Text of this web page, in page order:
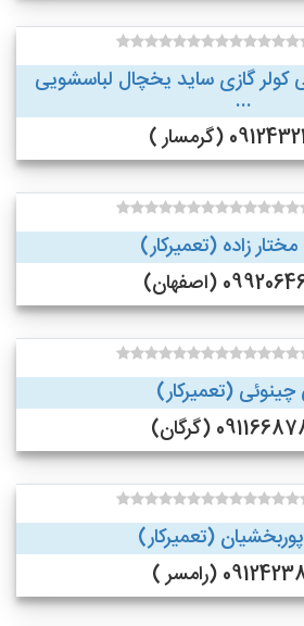
کولر گازی ساید یخچال لباسشویی
...
(گرمسار )
زاده (تعمیرکار)
(اصفهان)
(تعمیرکار)
(گرگان)
(تعمیرکار)
(رامسر )